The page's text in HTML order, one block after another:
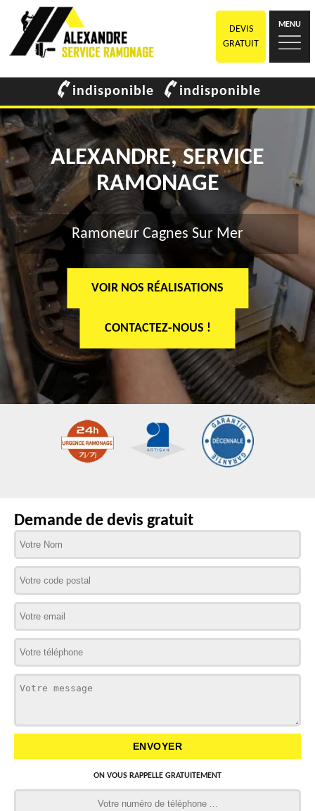
DEVIS
GRATUIT
MENU
indisponible indisponible
ALEXANDRE, SERVICE
RAMONAGE
Ramoneur Cagnes Sur Mer
VOIR NOS RÉALISATIONS
CONTACTEZ-NOUS !
Demande de devis gratuit
ON VOUS RAPPELLE GRATUITEMENT